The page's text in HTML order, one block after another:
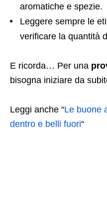
aromatiche e spezie.
Leggere sempre le
verificare la quantità
E ricorda… Per una
bisogna iniziare da
Leggi anche “Le buone
dentro e belli fuori“